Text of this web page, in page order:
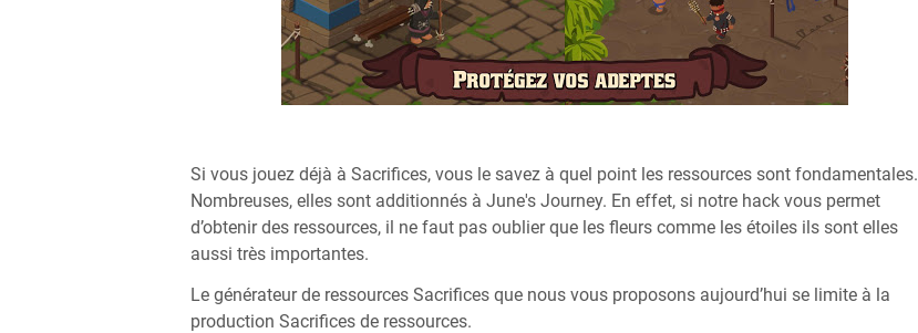
Si vous jouez déjà à Sacrifices, vous le savez à quel point les ressources sont fondamentales.
Nombreuses, elles sont additionnés à June's Journey. En effet, si notre hack vous permet
d’obtenir des ressources, il ne faut pas oublier que les fleurs comme les étoiles ils sont elles
aussi très importantes.
Le générateur de ressources Sacrifices que nous vous proposons aujourd’hui se limite à la
production Sacrifices de ressources.